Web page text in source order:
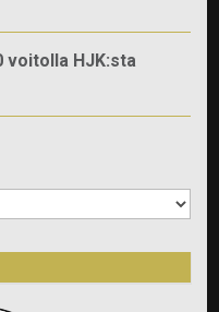
voitolla HJK:sta